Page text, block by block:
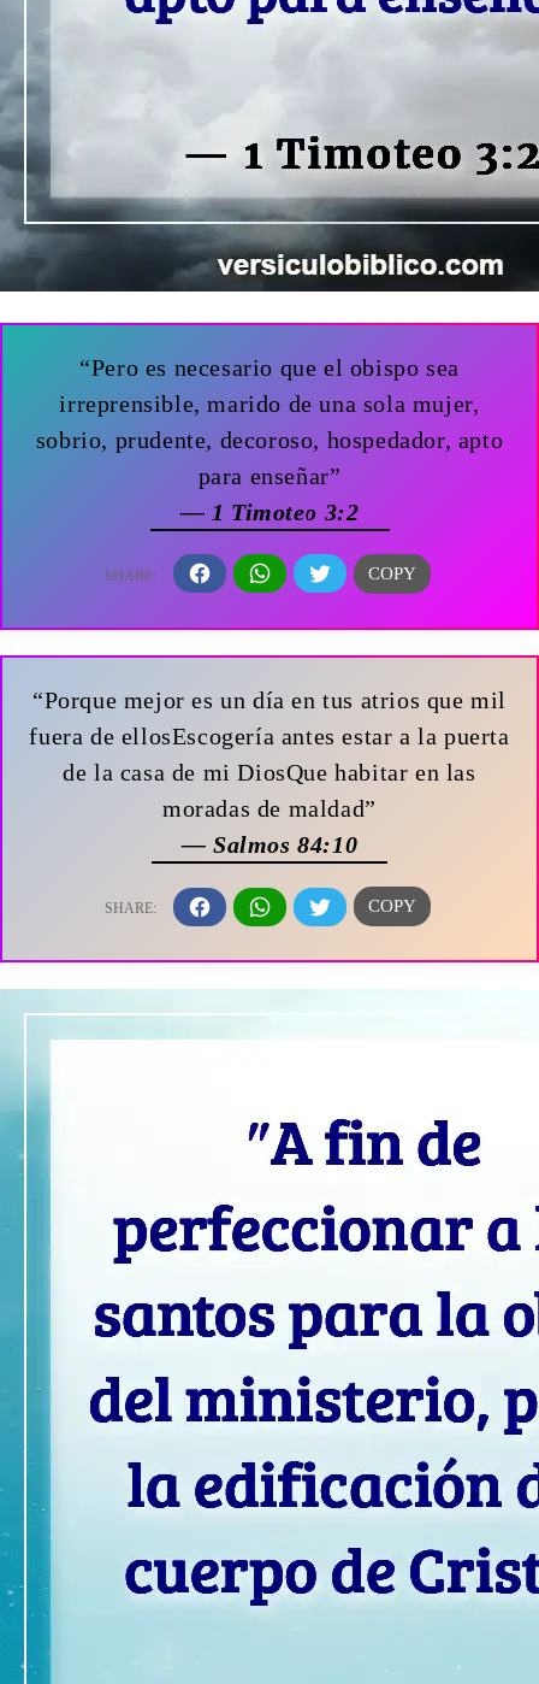
“Pero es necesario que el obispo sea
irreprensible, marido de una sola mujer,
sobrio, prudente, decoroso, hospedador, apto
para enseñar”
— 1 Timoteo 3:2
“Porque mejor es un día en tus atrios que mil
fuera de ellosEscogería antes estar a la puerta
de la casa de mi DiosQue habitar en las
moradas de maldad”
— Salmos 84:10